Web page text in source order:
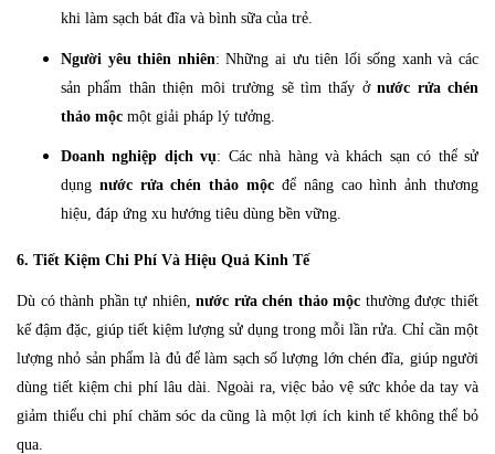
khi làm sạch bát đĩa và bình sữa của trẻ.
Người yêu thiên nhiên: Những ai ưu tiên lối sống xanh và các
sản phẩm thân thiện môi trường sẽ tìm thấy ởnước rửa chén
thảo mộc một giải pháp lý tưởng.
Doanh nghiệp dịch vụ: Các nhà hàng và khách sạn có thể sử
dụng nước rửa chén thảo mộc để nâng cao hình ảnh thương
hiệu, đáp ứng xu hướng tiêu dùng bền vững.
6. Tiết Kiệm Chi Phí Và Hiệu Quả Kinh Tế
Dù có thành phần tự nhiên,nước rửa chén thảo mộc thường được thiết
kế đậm đặc, giúp tiết kiệm lượng sử dụng trong mỗi lần rửa. Chỉ cần một
lượng nhỏ sản phẩm là đủ để làm sạch số lượng lớn chén đĩa, giúp người
dùng tiết kiệm chi phí lâu dài. Ngoài ra, việc bảo vệ sức khỏe da tay và
giảm thiểu chi phí chăm sóc da cũng là một lợi ích kinh tế không thể bỏ
qua.